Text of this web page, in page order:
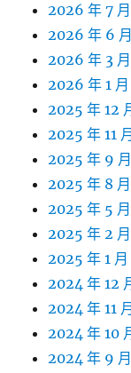
2026 年 7 月
2026 年 6 月
2026 年 3 月
2026 年 1 月
2025 年 12
2025 年 11 月
2025 年 9 月
2025 年 8 月
2025 年 5 月
2025 年 2 月
2025 年 1 月
2024 年 12
2024 年 11 月
2024 年 10
2024 年 9 月